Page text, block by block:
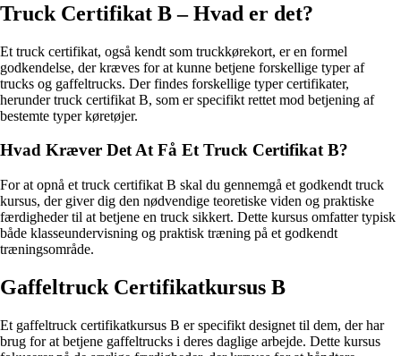
Truck Certifikat B – Hvad er det?
Et truck certifikat, også kendt som truckkørekort, er en formel
godkendelse, der kræves for at kunne betjene forskellige typer af
trucks og gaffeltrucks. Der findes forskellige typer certifikater,
herunder truck certifikat B, som er specifikt rettet mod betjening af
bestemte typer køretøjer.
Hvad Kræver Det At Få Et Truck Certifikat B?
For at opnå et truck certifikat B skal du gennemgå et godkendt truck
kursus, der giver dig den nødvendige teoretiske viden og praktiske
færdigheder til at betjene en truck sikkert. Dette kursus omfatter typisk
både klasseundervisning og praktisk træning på et godkendt
træningsområde.
Gaffeltruck Certifikatkursus B
Et gaffeltruck certifikatkursus B er specifikt designet til dem, der har
brug for at betjene gaffeltrucks i deres daglige arbejde. Dette kursus